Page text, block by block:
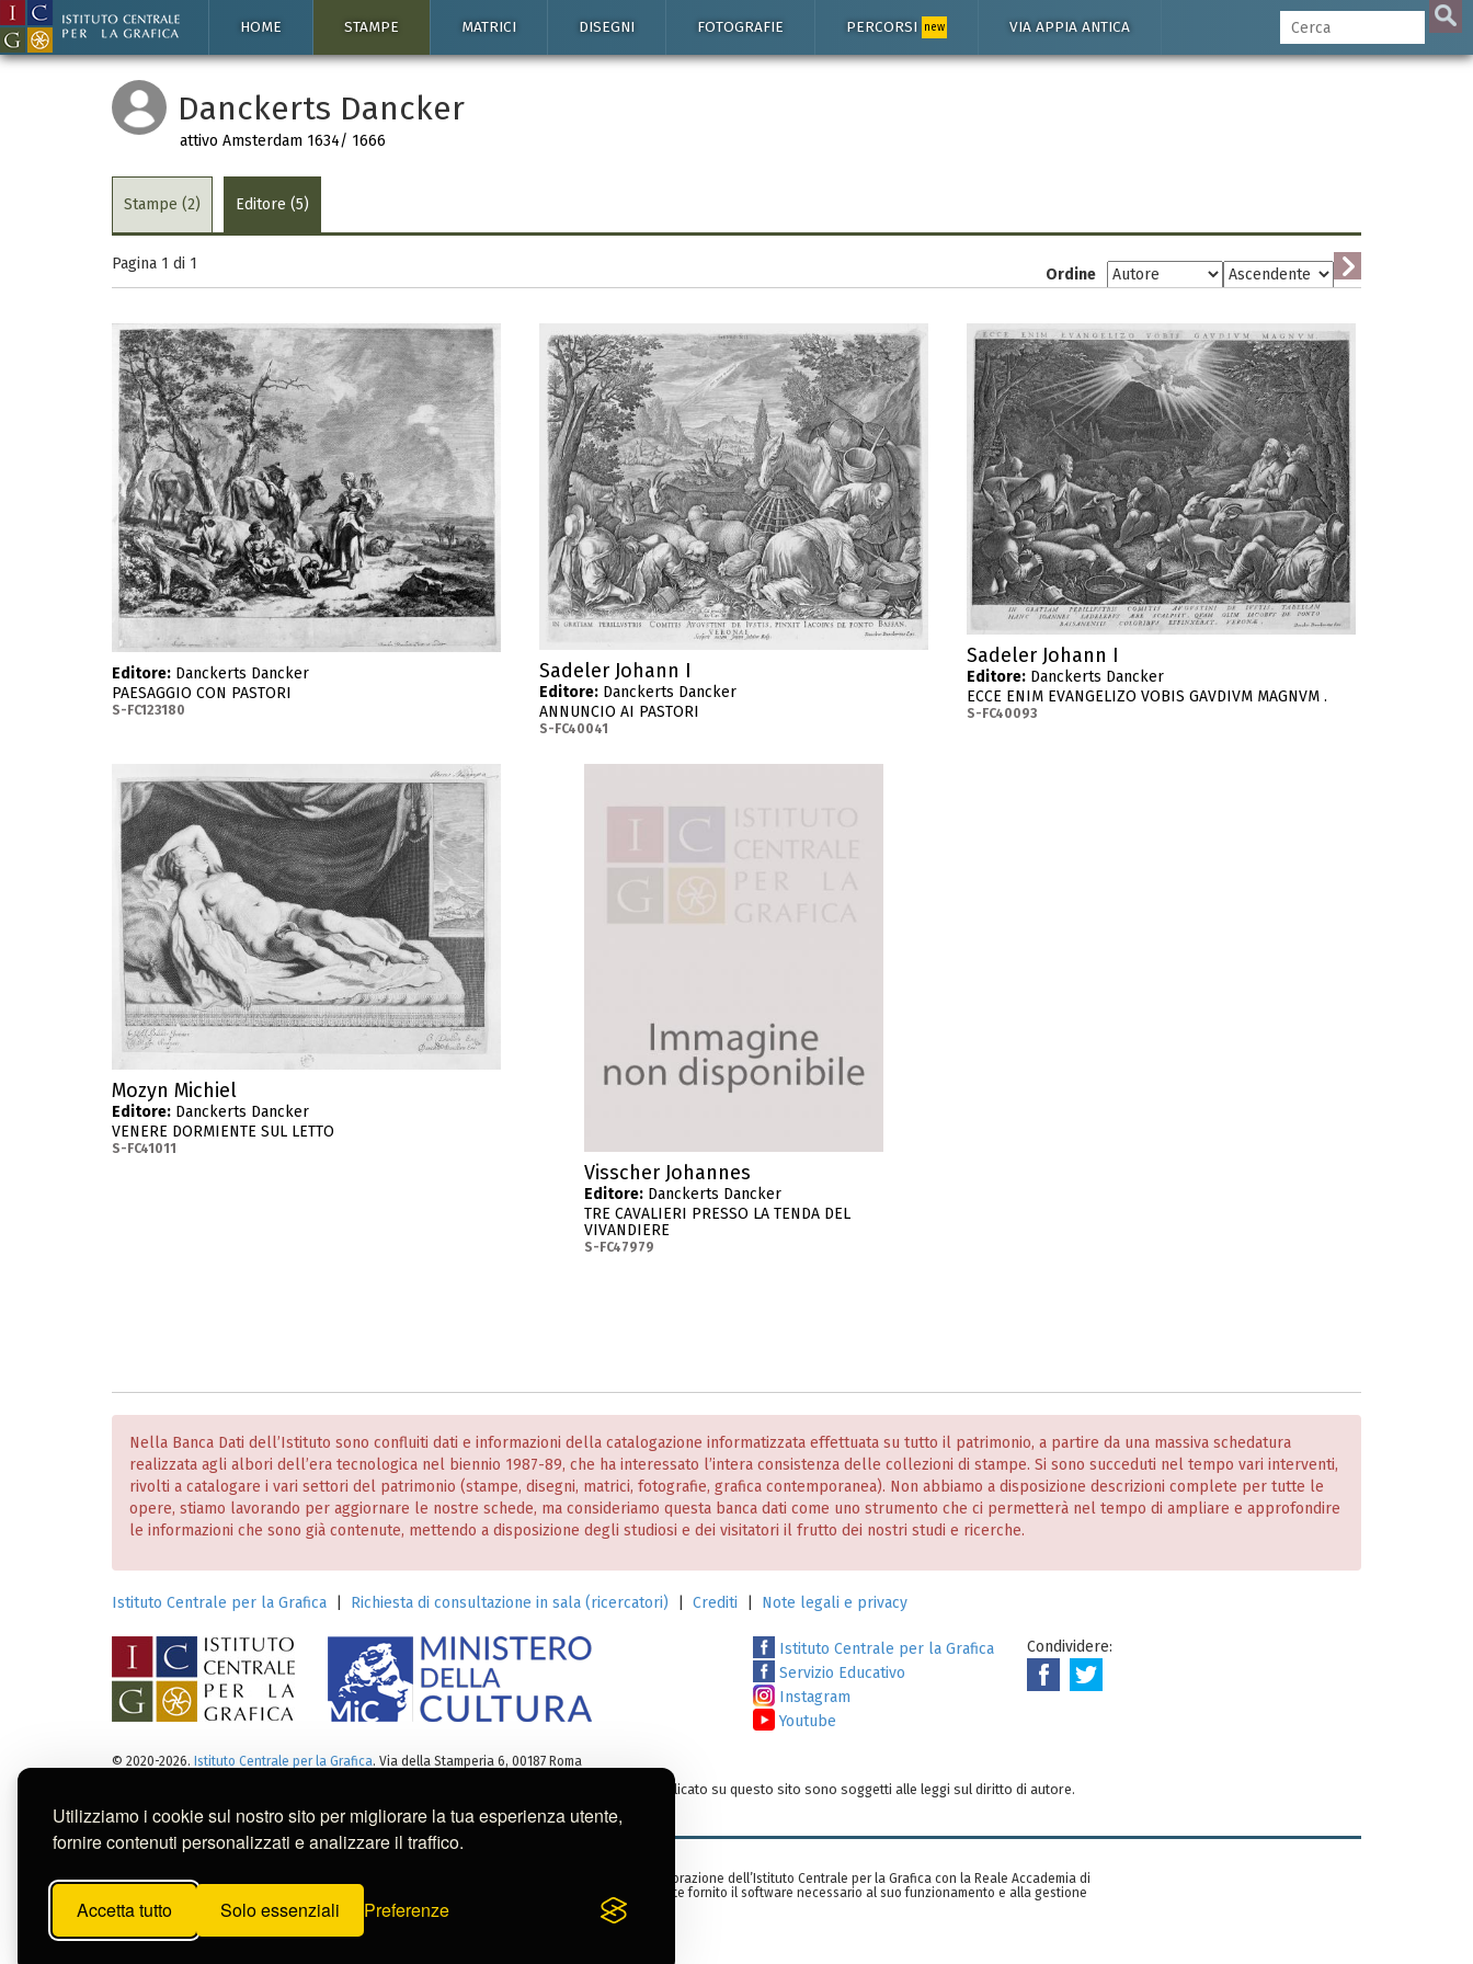
Utilizziamo i cookie sul nostro sito per migliorare la tua esperienza utente,
fornire contenuti personalizzati e analizzare il traffico.
Accetta tutto Solo essenziali Preferenze
HOME STAMPE MATRICI DISEGNI FOTOGRAFIE PERCORSI new VIA APPIA ANTICA
Danckerts Dancker
attivo Amsterdam 1634/ 1666
Stampe (2) Editore (5)
Pagina 1 di 1
Ordine
Editore: Danckerts Dancker
PAESAGGIO CON PASTORI
S-FC123180
Sadeler Johann I
Editore: Danckerts Dancker
ANNUNCIO AI PASTORI
S-FC40041
Sadeler Johann I
Editore: Danckerts Dancker
ECCE ENIM EVANGELIZO VOBIS GAVDIVM MAGNVM .
S-FC40093
Mozyn Michiel
Editore: Danckerts Dancker
VENERE DORMIENTE SUL LETTO
S-FC41011
Visscher Johannes
Editore: Danckerts Dancker
TRE CAVALIERI PRESSO LA TENDA DEL
VIVANDIERE
S-FC47979
Nella Banca Dati dell’Istituto sono confluiti dati e informazioni della catalogazione informatizzata effettuata su tutto il patrimonio, a partire da una massiva schedatura
realizzata agli albori dell’era tecnologica nel biennio 1987-89, che ha interessato l’intera consistenza delle collezioni di stampe. Si sono succeduti nel tempo vari interventi,
rivolti a catalogare i vari settori del patrimonio (stampe, disegni, matrici, fotografie, grafica contemporanea). Non abbiamo a disposizione descrizioni complete per tutte le
opere, stiamo lavorando per aggiornare le nostre schede, ma consideriamo questa banca dati come uno strumento che ci permetterà nel tempo di ampliare e approfondire
le informazioni che sono già contenute, mettendo a disposizione degli studiosi e dei visitatori il frutto dei nostri studi e ricerche.
Istituto Centrale per la Grafica Richiesta di consultazione in sala (ricercatori) Crediti Note legali e privacy
Istituto Centrale per la Grafica
Servizio Educativo
Instagram
Youtube
Condividere:
© 2020-2026. Istituto Centrale per la Grafica. Via della Stamperia 6, 00187 Roma
Tutti i diritti sui cataloghi, sulle immagini, sui testi e/o su altro materiale pubblicato su questo sito sono soggetti alle leggi sul diritto di autore.
Per usi commerciali dei contenuti contattare l'Istituto:
ic-gr@cultura.gov.it
Questa banca dati è stata realizzata nell’ambito di una collaborazione dell’Istituto Centrale per la Grafica con la Reale Accademia di
Belle Arti di San Fernando (Madrid, Spagna), che ha gentilmente fornito il software necessario al suo funzionamento e alla gestione
dei contenuti